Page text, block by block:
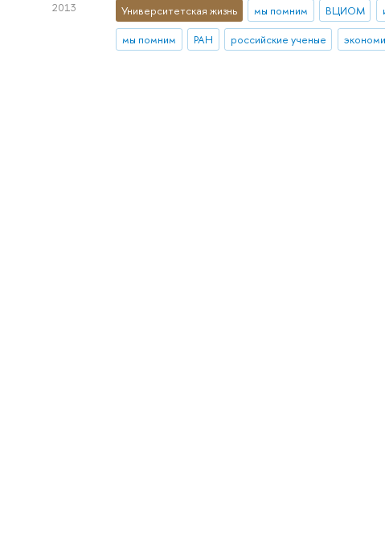
2013
Университетская жизнь мы помним ВЦИОМ
мы помним
РАН российские ученые